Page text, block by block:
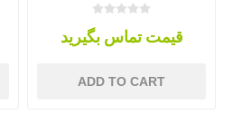
قیمت تماس بگیرید
ADD TO CART